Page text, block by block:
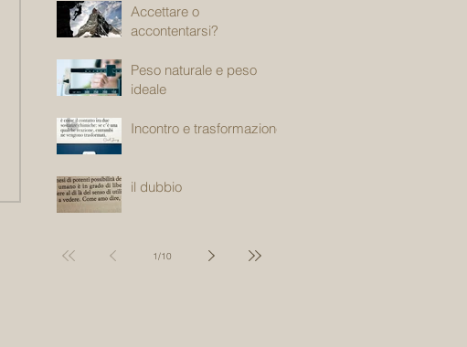
Accettare o
accontentarsi?
Peso naturale e peso
ideale
Incontro e trasformazione
il dubbio
1/10